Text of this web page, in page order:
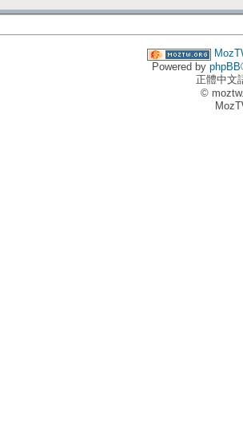
Powered by phpBB
正體中文
©